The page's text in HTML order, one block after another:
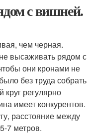
с вишней.
чем черная.
высаживать рядом с
они кронами не
без труда собрать
круг регулярно
имеет конкурентов.
расстояние между
7 метров.